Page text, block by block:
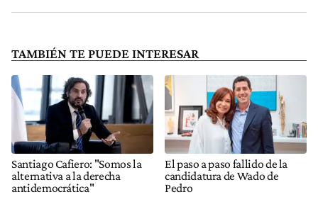
TAMBIÉN TE PUEDE INTERESAR
Santiago Cafiero: "Somos la
alternativa a la derecha
antidemocrática"
El paso a paso fallido de la
candidatura de Wado de
Pedro